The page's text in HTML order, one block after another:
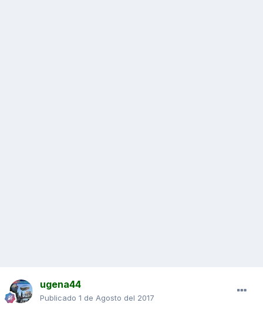
ugena44
Publicado 1 de Agosto del 2017